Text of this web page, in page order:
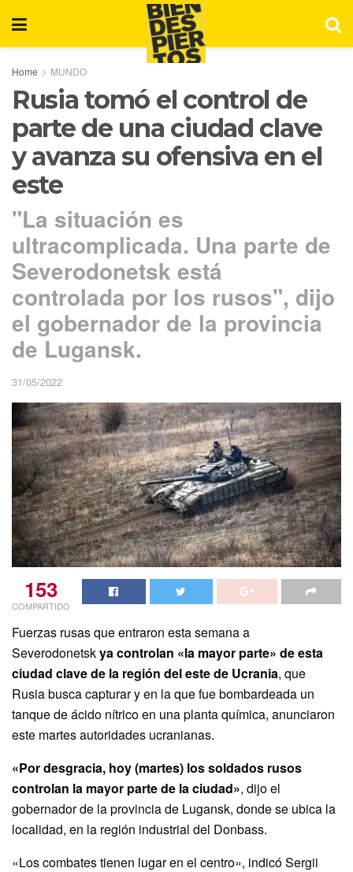
Home MUNDO
Rusia tomó el control de
parte de una ciudad clave
y avanza su ofensiva en el
este
"La situación es
ultracomplicada. Una parte de
Severodonetsk está
controlada por los rusos", dijo
el gobernador de la provincia
de Lugansk.
31/05/2022
153
COMPARTIDO
Fuerzas rusas que entraron esta semana a
Severodonetskya controlan «la mayor parte» de esta
ciudad clave de la región del este de Ucrania, que
Rusia busca capturar y en la que fue bombardeada un
tanque de ácido nítrico en una planta química, anunciaron
este martes autoridades ucranianas.
«Por desgracia, hoy (martes) los soldados rusos
controlan la mayor parte de la ciudad», dijo el
gobernador de la provincia de Lugansk, donde se ubica la
localidad, en la región industrial del Donbass.
«Los combates tienen lugar en el centro», indicó Sergii